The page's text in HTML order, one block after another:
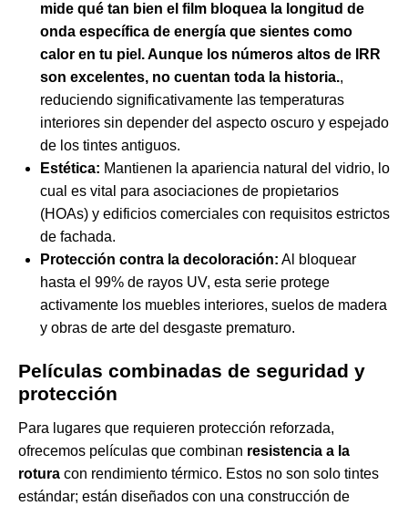
mide qué tan bien el film bloquea la longitud de
onda específica de energía que sientes como
calor en tu piel. Aunque los números altos de IRR
son excelentes, no cuentan toda la historia.,
reduciendo significativamente las temperaturas
interiores sin depender del aspecto oscuro y espejado
de los tintes antiguos.
Estética: Mantienen la apariencia natural del vidrio, lo
cual es vital para asociaciones de propietarios
(HOAs) y edificios comerciales con requisitos estrictos
de fachada.
Protección contra la decoloración: Al bloquear
hasta el 99% de rayos UV, esta serie protege
activamente los muebles interiores, suelos de madera
y obras de arte del desgaste prematuro.
Películas combinadas de seguridad y
protección
Para lugares que requieren protección reforzada,
ofrecemos películas que combinan resistencia a la
rotura con rendimiento térmico. Estos no son solo tintes
estándar; están diseñados con una construcción de